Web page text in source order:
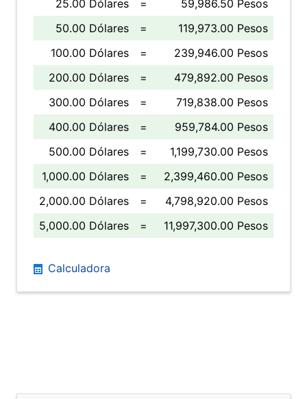
25.00 Dólares
=
59,986.50 Pesos
50.00 Dólares
=
119,973.00 Pesos
100.00 Dólares
=
239,946.00 Pesos
200.00 Dólares
=
479,892.00 Pesos
300.00 Dólares
=
719,838.00 Pesos
400.00 Dólares
=
959,784.00 Pesos
500.00 Dólares
=
1,199,730.00 Pesos
1,000.00 Dólares
=
2,399,460.00 Pesos
2,000.00 Dólares
=
4,798,920.00 Pesos
5,000.00 Dólares
= 11,997,300.00 Pesos
Calculadora